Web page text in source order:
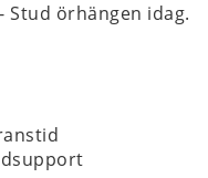
Stud örhängen idag.